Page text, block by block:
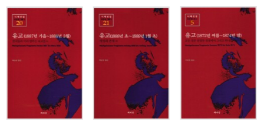
동적으로 자신의 삶을 창조하는 주체와 세계의 지배자인 초인(超人)
에 이를 존재로 보았다. 초인은 전통적인 규범과 신앙을 뛰어넘어 새
로운 가치를 만들어내는 인간을 의미한다. 니체의 이런 철학은 바로
《차라투스트라는 이렇게 말했다》로 집대성됐고 철학은 철학 분야를
넘어 실존주의와 포스트모더니즘에까지 영향을 크게 미쳤다. 《비극
의 탄생》(1872)에서 생의 환희와 염세, 긍정과 부정 등을 예술적 형
이상학으로 고찰했으며, 《반시대적 고찰》(1873~1876)에서는 유럽
hie》, 《니체의 몸 철학》, 《니체, 생명과 치유의 철학》, 《철학과 마음
의 치유》, 《소진 시대의 철학》, 《동북아, 니체를 만나다》(공저) 외 다
수가 있으며, 역서로 알프레트 쉐프의 《프로이트와 현대철학》, 니체
의 《선악의 저편.도덕의 계보》, 《유고(1884년 가을-1885년 가
을)》, 야스퍼스의 《기술 시대의 의사》, 살로메의 《살로메, 니체를 말
하다》 외 다수가 있다.